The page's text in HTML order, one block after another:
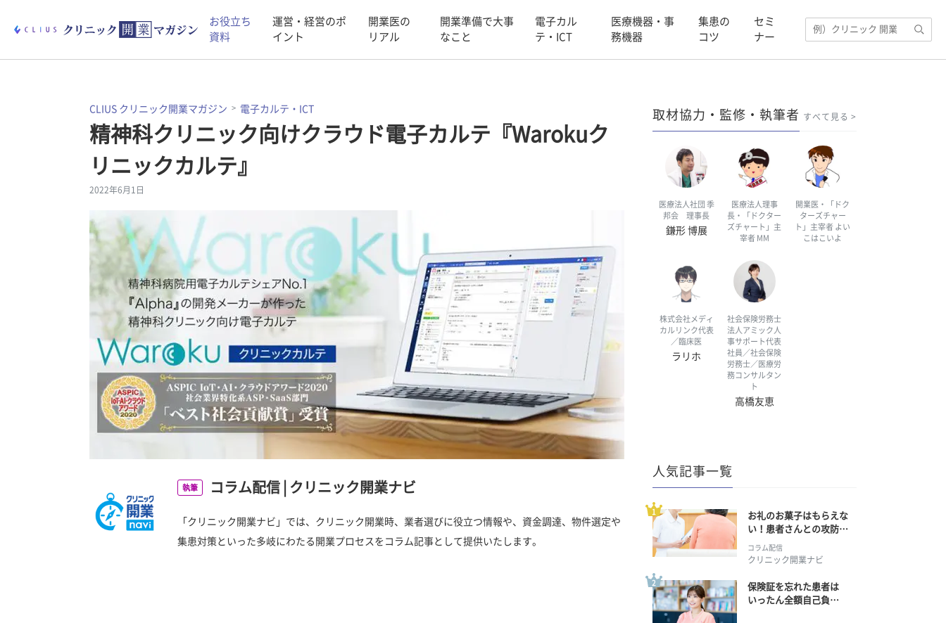
お役立ち
資料
運営・経営のポ
イント
開業医の
リアル
開業準備で大事
なこと
電子カル
テ・ICT
医療機器・事
務機器
集患の
コツ
セミ
ナー
CLIUS クリニック開業マガジン 電子カルテ・ICT
精神科クリニック向けクラウド電子カルテ『Warokuク
リニックカルテ』
2022年6月1日
執筆 コラム配信 クリニック開業ナビ
「クリニック開業ナビ」では、クリニック開業時、業者選びに役立つ情報や、資金調達、物件選定や
集患対策といった多岐にわたる開業プロセスをコラム記事として提供いたします。
取材協力・監修・執筆者 すべて見る
医療法人社団 季
邦会 理事長
鎌形 博展
医療法人理事
長・「ドクター
ズチャート」主
宰者 MM
開業医・「ドク
ターズチャー
ト」主宰者 よい
こはこいよ
株式会社メディ
カルリンク代表
／臨床医
ラリホ
社会保険労務士
法人アミック人
事サポート代表
社員／社会保険
労務士／医療労
務コンサルタン
ト
高橋友恵
人気記事一覧
お礼のお菓子はもらえな
い！患者さんとの攻防の
コラム配信
クリニック開業ナビ
保険証を忘れた患者は
いったん全額自己負